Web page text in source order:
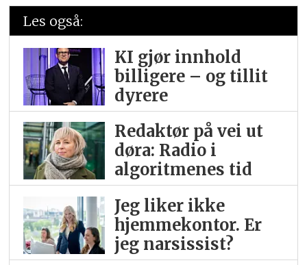
Les også:
KI gjør innhold
billigere – og tillit
dyrere
Redaktør på vei ut
døra: Radio i
algoritmenes tid
Jeg liker ikke
hjemme­kontor. Er
jeg narsissist?